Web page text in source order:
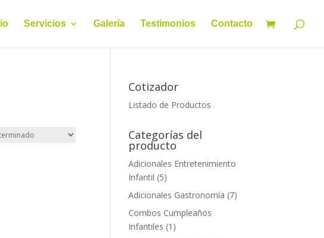
Servicios Galería Testimonios Contacto
Cotizador
Listado de Productos
Categorías del
producto
Adicionales Entretenimiento
Infantil (5)
Adicionales Gastronomía (7)
Combos Cumpleaños
Infantiles (1)